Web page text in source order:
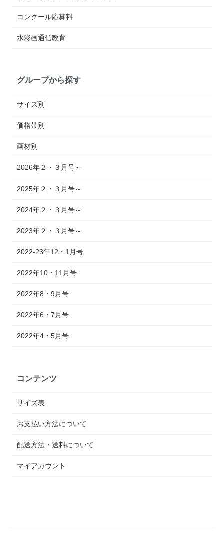
コンクール応募料
水彩画通信教育
グループから探す
サイズ別
価格帯別
画材別
2026年２・３月号～
2025年２・３月号～
2024年２・３月号～
2023年２・３月号～
2022-23年12・1月号
2022年10・11月号
2022年8・9月号
2022年6・7月号
2022年4・5月号
コンテンツ
サイズ表
お支払い方法について
配送方法・送料について
マイアカウント